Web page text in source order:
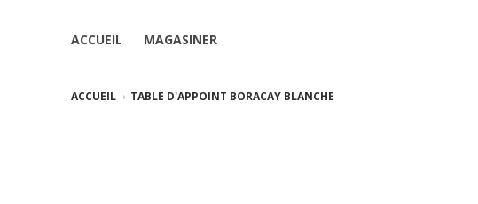
ACCUEIL MAGASINER
ACCUEIL TABLE D'APPOINT BORACAY BLANCHE